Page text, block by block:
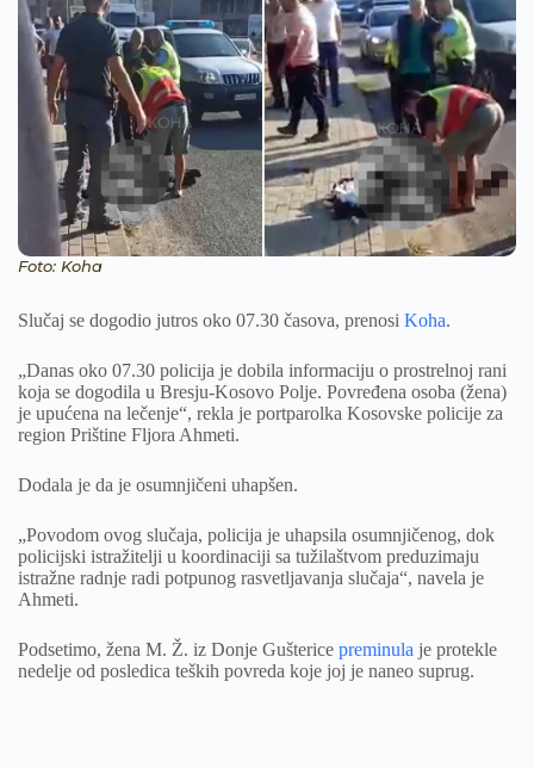
Foto: Koha
Slučaj se dogodio jutros oko 07.30 časova, prenosi Koha.
„Danas oko 07.30 policija je dobila informaciju o prostrelnoj rani
koja se dogodila u Bresju-Kosovo Polje. Povređena osoba (žena)
je upućena na lečenje“, rekla je portparolka Kosovske policije za
region Prištine Fljora Ahmeti.
Dodala je da je osumnjičeni uhapšen.
„Povodom ovog slučaja, policija je uhapsila osumnjičenog, dok
policijski istražitelji u koordinaciji sa tužilaštvom preduzimaju
istražne radnje radi potpunog rasvetljavanja slučaja“, navela je
Ahmeti.
Podsetimo, žena M. Ž. iz Donje Gušterice preminula je protekle
nedelje od posledica teških povreda koje joj je naneo suprug.